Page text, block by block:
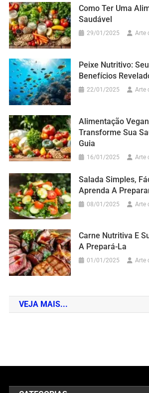
Como Ter Uma
Saudável
29/01/2025 Arte
Peixe Nutritivo:
Benefícios
22/01/2025 Arte
Alimentação
Transforme Sua
Guia
16/01/2025 Arte
Salada Simples,
Aprenda A
08/01/2025 Arte
Carne Nutritiva E
A Prepará-La
01/01/2025 Arte
VEJA MAIS...